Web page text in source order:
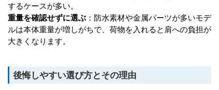
するケースが多い。
重量を確認せずに選ぶ ：防水素材や金属パーツが多いモデ
ルは本体重量が増しがちで、荷物を入れると肩への負担が
大きくなります。
後悔しやすい選び方とその理由